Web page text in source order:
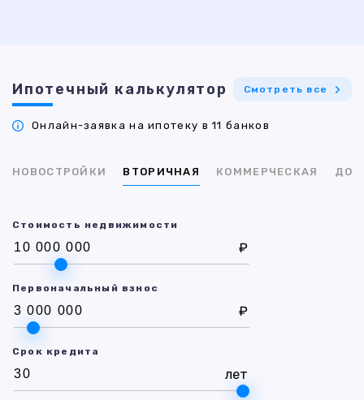
Ипотечный калькулятор Смотреть все
Онлайн-заявка на ипотеку в 11 банков
НОВОСТРОЙКИ ВТОРИЧНАЯ КОММЕРЧЕСКАЯ ДОМ
Стоимость недвижимости
₽
Первоначальный взнос
₽
Срок кредита
лет